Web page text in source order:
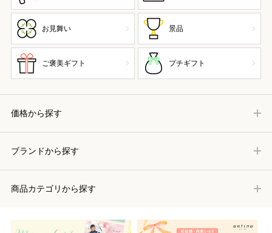
お見舞い 景品
ご褒美ギフト プチギフト
価格から探す
ブランドから探す
商品カテゴリから探す